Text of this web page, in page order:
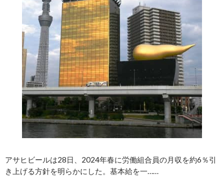
アサヒビールは28日、2024年春に労働組合員の月収を約6％引
き上げる方針を明らかにした。基本給を一……